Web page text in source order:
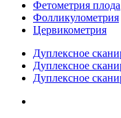
Фетометрия плода
Фолликулометрия
Цервикометрия
Дуплексное
Дуплексное
Дуплексное